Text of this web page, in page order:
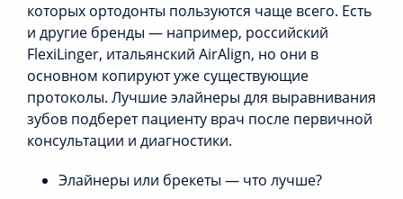
которых ортодонты пользуются чаще всего. Есть
и другие бренды — например, российский
FlexiLinger, итальянский AirAlign, но они в
основном копируют уже существующие
протоколы. Лучшие элайнеры для выравнивания
зубов подберет пациенту врач после первичной
консультации и диагностики.
Элайнеры или брекеты — что лучше?